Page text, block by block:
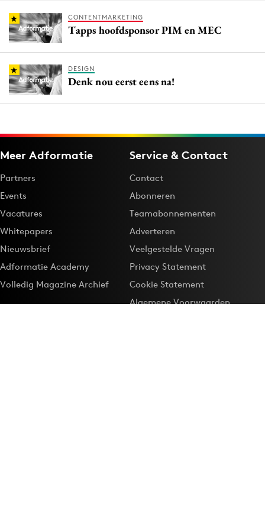
CONTENTMARKETING
Tapps hoofdsponsor PIM en MEC
DESIGN
Denk nou eerst eens na!
Meer Adformatie
Partners
Events
Vacatures
Whitepapers
Nieuwsbrief
Adformatie Academy
Volledig Magazine Archief
Service & Contact
Contact
Abonneren
Teamabonnementen
Adverteren
Veelgestelde Vragen
Privacy Statement
Cookie Statement
Algemene Voorwaarden